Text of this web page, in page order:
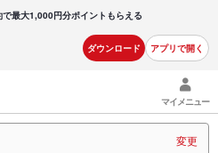
で最大1,000円分ポイントもらえる
ダウンロード アプリで開く
マイメニュー
変更